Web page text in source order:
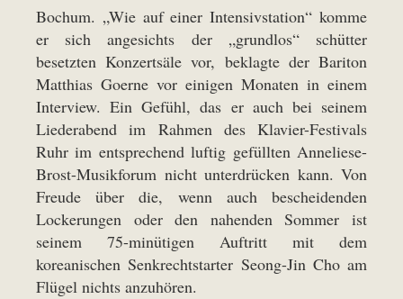
Bochum. „Wie auf einer Intensivstation“ komme
er sich angesichts der „grundlos“ schütter
besetzten Konzertsäle vor, beklagte der Bariton
Matthias Goerne vor einigen Monaten in einem
Interview. Ein Gefühl, das er auch bei seinem
Liederabend im Rahmen des Klavier-Festivals
Ruhr im entsprechend luftig gefüllten Anneliese-
Brost-Musikforum nicht unterdrücken kann. Von
Freude über die, wenn auch bescheidenden
Lockerungen oder den nahenden Sommer ist
seinem 75-minütigen Auftritt mit dem
koreanischen Senkrechtstarter Seong-Jin Cho am
Flügel nichts anzuhören.